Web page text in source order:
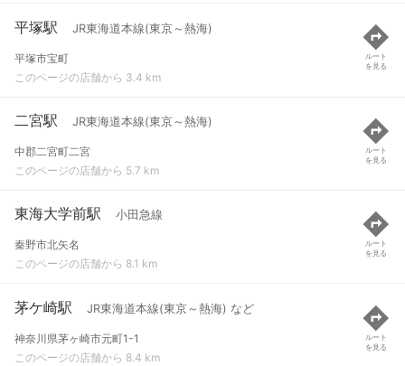
平塚駅 JR東海道本線(東京～熱海)
平塚市宝町
このページの店舗から 3.4 km
ルート
を見る
二宮駅 JR東海道本線(東京～熱海)
中郡二宮町二宮
このページの店舗から 5.7 km
ルート
を見る
東海大学前駅 小田急線
秦野市北矢名
このページの店舗から 8.1 km
ルート
を見る
茅ケ崎駅 JR東海道本線(東京～熱海) など
神奈川県茅ヶ崎市元町1-1
このページの店舗から 8.4 km
ルート
を見る